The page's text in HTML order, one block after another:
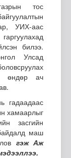
тос
УИХ-аас
билээ.
Улсад
өндөр ач
гадаадаас
хамаарлыг
засгийн
маш
гэж Аж